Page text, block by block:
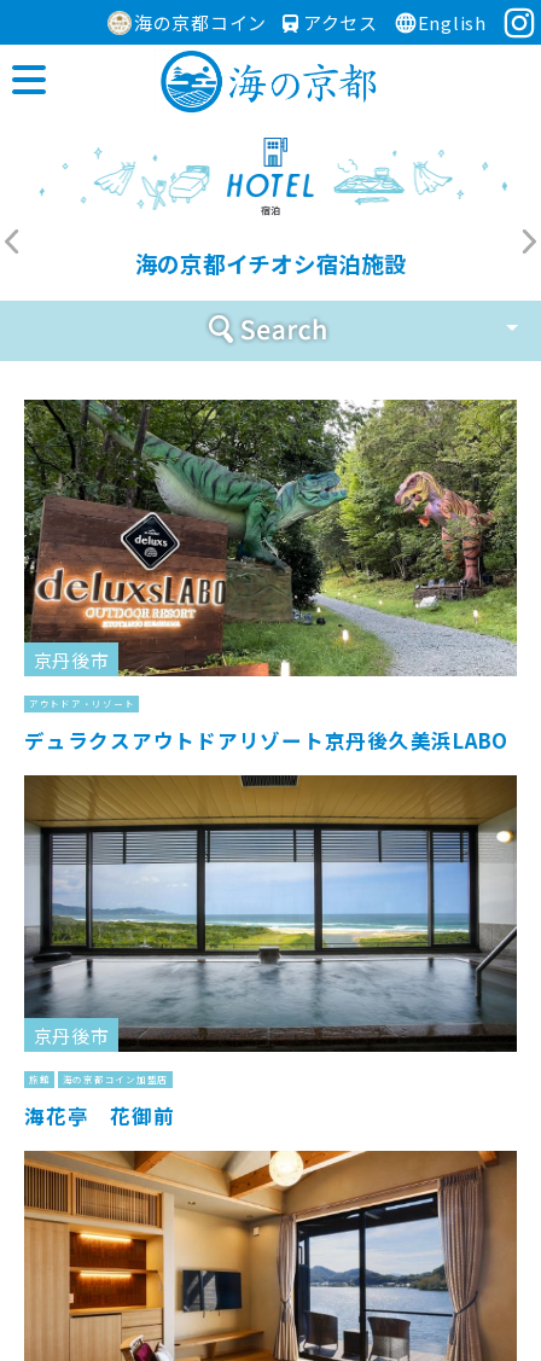
海の京都コイン アクセス English
海の京都イチオシ宿泊施設
京丹後市
アウトドア・リゾート
デュラクスアウトドアリゾート京丹後久美浜LABO
京丹後市
旅館 海の京都コイン加盟店
海花亭 花御前